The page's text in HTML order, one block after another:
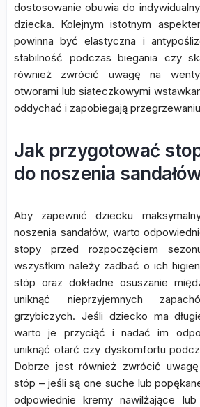
dostosowanie obuwia do
dziecka. Kolejnym istotnym
powinna być elastyczna i
stabilność podczas biegania czy
również zwrócić uwagę na
otworami lub siateczkowymi
oddychać i zapobiegają
Jak przygotować
do noszenia
Aby zapewnić dziecku
noszenia sandałów, warto
stopy przed rozpoczęciem
wszystkim należy zadbać o ich
stóp oraz dokładne osuszanie
uniknąć nieprzyjemnych
grzybiczych. Jeśli dziecko ma
warto je przyciąć i nadać im
uniknąć otarć czy dyskomfortu
Dobrze jest również zwrócić
stóp – jeśli są one suche lub
odpowiednie kremy nawilżające